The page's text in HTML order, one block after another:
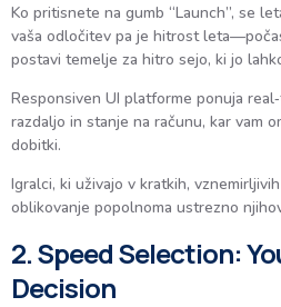
Ko pritisnete na gumb “Launch”, se
vaša odločitev pa je hitrost
postavi temelje za hitro sejo, ki jo
Responsiven UI platforme ponuja
razdaljo in stanje na računu, kar vam
dobitki.
Igralci, ki uživajo v kratkih,
oblikovanje popolnoma ustrezno
2. Speed Selection:
Decision